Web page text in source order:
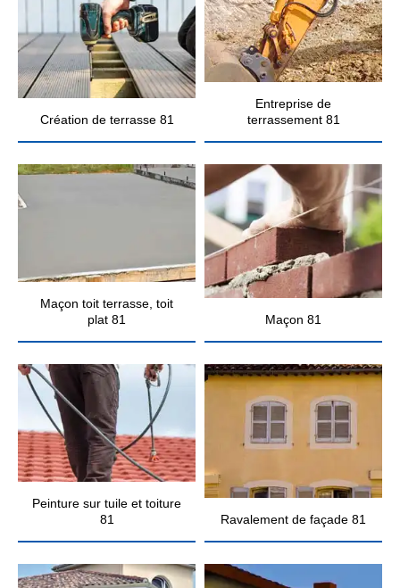
Création de terrasse 81
Entreprise de
terrassement 81
Maçon toit terrasse, toit
plat 81
Maçon 81
Peinture sur tuile et toiture
81
Ravalement de façade 81